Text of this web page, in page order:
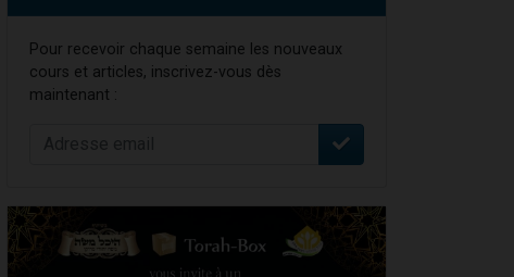
Pour recevoir chaque semaine les nouveaux
cours et articles, inscrivez-vous dès
maintenant :